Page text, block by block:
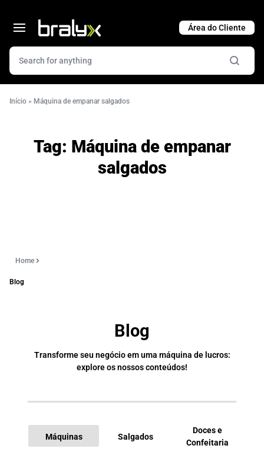
Início » Máquina de empanar salgados
Tag: Máquina de empanar
salgados
Home
Blog
Blog
Transforme seu negócio em uma máquina de lucros:
explore os nossos conteúdos!
Máquinas Salgados
Doces e
Confeitaria